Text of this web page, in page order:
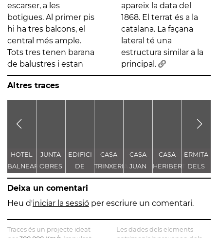
escarser, a les
botigues. Al primer pis
hi ha tres balcons, el
central més ample.
Tots tres tenen barana
de balustres i estan
apareix la data del
1868. El terrat és a la
catalana. La façana
lateral té una
estructura similar a la
principal.
Altres traces
HOTEL
BALNEARI
DE
VALLFOGONA
DE
JUNTA
OBRES
DEL
PORT
EDIFICI
DE
VIDRE
CASA
TRINXERIA
CASA
JUAN
ARAGALL
CASA
HERIBERT
PONS
CONSELLERIA
FINANCES)
ERMITA
DELS
SANTS
Deixa un comentari
Heu d'iniciar la sessió per escriure un comentari.
Traces és un projecte ideat
Les dades dels elements